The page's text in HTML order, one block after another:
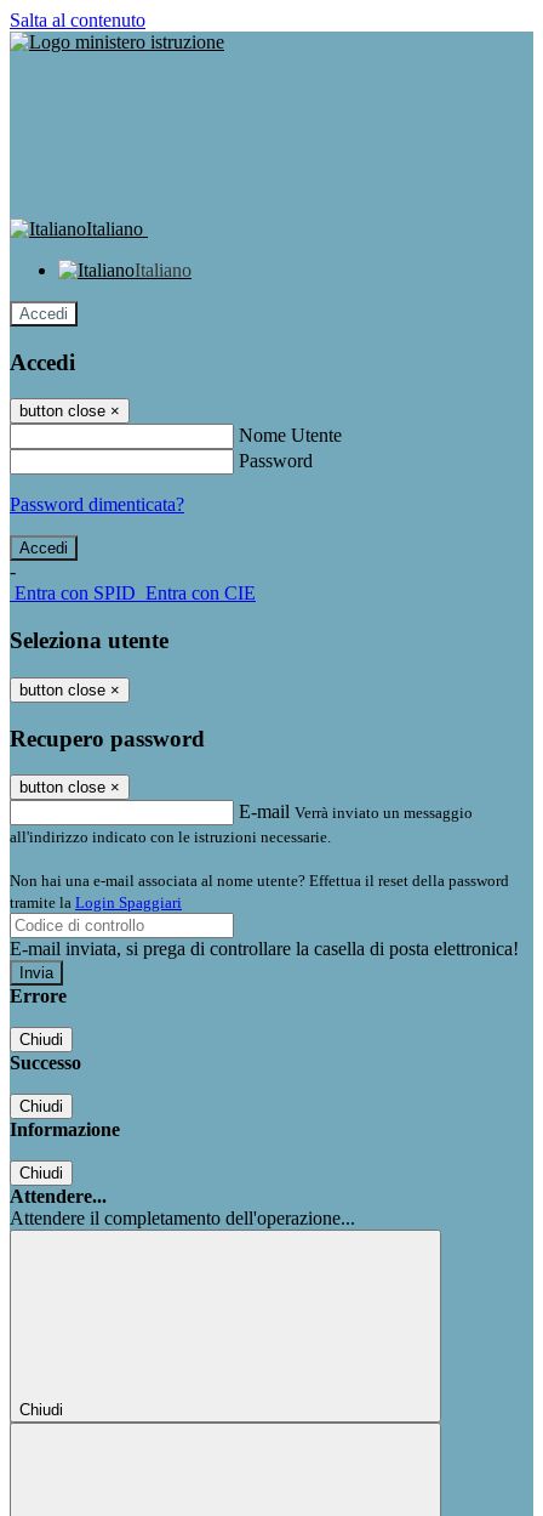
Salta al contenuto
Italiano
Italiano
Accedi
Accedi
button close ×
Nome Utente
Password
Password dimenticata?
-
Entra con SPID Entra con CIE
Seleziona utente
button close ×
Recupero password
button close ×
E-mail Verrà inviato un messaggio
all'indirizzo indicato con le istruzioni necessarie.
Non hai una e-mail associata al nome utente? Effettua il reset della password
tramite la Login Spaggiari
E-mail inviata, si prega di controllare la casella di posta elettronica!
Errore
Chiudi
Successo
Chiudi
Informazione
Chiudi
Attendere...
Attendere il completamento dell'operazione...
Chiudi